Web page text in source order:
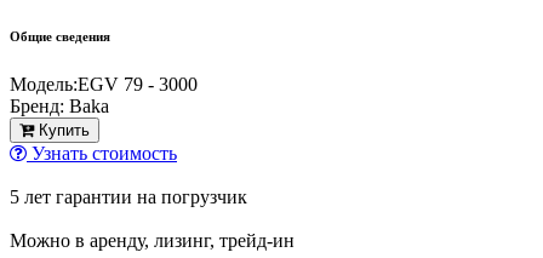
Общие сведения
Модель:EGV 79 - 3000
Бренд: Baka
Купить
Узнать стоимость
5 лет гарантии на погрузчик
Можно в аренду, лизинг, трейд-ин